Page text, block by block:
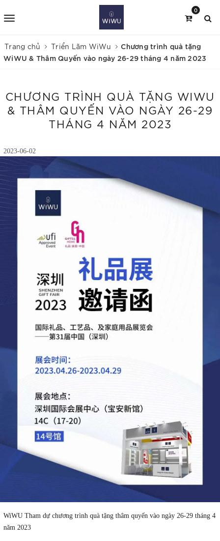
0
Trang chủ Triển Lãm WiWu
Chương trình quà tặng
WiWU & Thâm Quyến vào ngày 26-29 tháng 4 năm 2023
CHƯƠNG TRÌNH QUÀ TẶNG WIWU
& THÂM QUYẾN VÀO NGÀY 26-29
THÁNG 4 NĂM 2023
2023-06-02
WiWU Tham dự chương trình quà tặng thâm quyến vào ngày 26-29 tháng 4
năm 2023